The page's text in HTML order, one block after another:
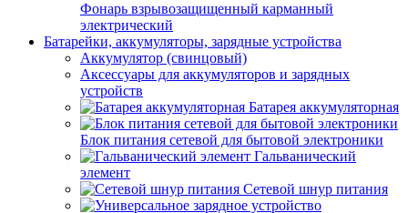
Фонарь взрывозащищенный карманный
электрический
Батарейки, аккумуляторы, зарядные устройства
Аккумулятор (свинцовый)
Аксессуары для аккумуляторов и зарядных
устройств
Батарея аккумуляторная
Блок питания сетевой для бытовой электроники
Гальванический
элемент
Сетевой шнур питания